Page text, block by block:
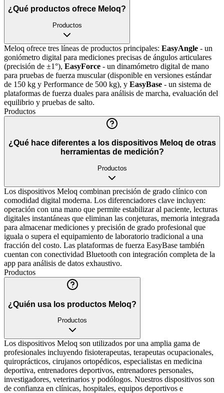
¿Qué productos ofrece Meloq?
Productos
Meloq ofrece tres líneas de productos principales: EasyAngle - un
goniómetro digital para mediciones precisas de ángulos articulares
(precisión de ±1°), EasyForce - un dinamómetro digital de mano
para pruebas de fuerza muscular (disponible en versiones estándar
de 150 kg y Performance de 500 kg), y EasyBase - un sistema de
plataformas de fuerza duales para análisis de marcha, evaluación del
equilibrio y pruebas de salto.
Productos
¿Qué hace diferentes a los dispositivos Meloq de otras
herramientas de medición?
Productos
Los dispositivos Meloq combinan precisión de grado clínico con
comodidad digital moderna. Los diferenciadores clave incluyen:
operación con una mano que permite estabilizar al paciente, lecturas
digitales instantáneas que eliminan las conjeturas, memoria integrada
para almacenar mediciones y precisión de grado profesional que
iguala o supera el equipamiento de laboratorio tradicional a una
fracción del costo. Las plataformas de fuerza EasyBase también
cuentan con conectividad Bluetooth con integración completa de la
app para análisis de datos exhaustivo.
Productos
¿Quién usa los productos Meloq?
Productos
Los dispositivos Meloq son utilizados por una amplia gama de
profesionales incluyendo fisioterapeutas, terapeutas ocupacionales,
quiroprácticos, cirujanos ortopédicos, especialistas en medicina
deportiva, entrenadores deportivos, entrenadores personales,
investigadores, veterinarios y podólogos. Nuestros dispositivos son
de confianza en clínicas, hospitales, equipos deportivos e